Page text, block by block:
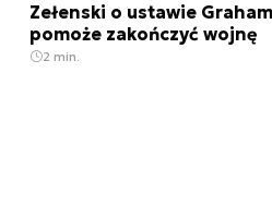
Zełenski o ustawie
pomoże zakończyć wojnę
2 min.